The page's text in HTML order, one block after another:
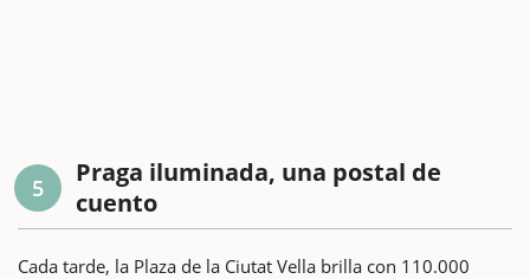
5
Praga iluminada, una postal de
cuento
Cada tarde, la Plaza de la Ciutat Vella brilla con 110.000